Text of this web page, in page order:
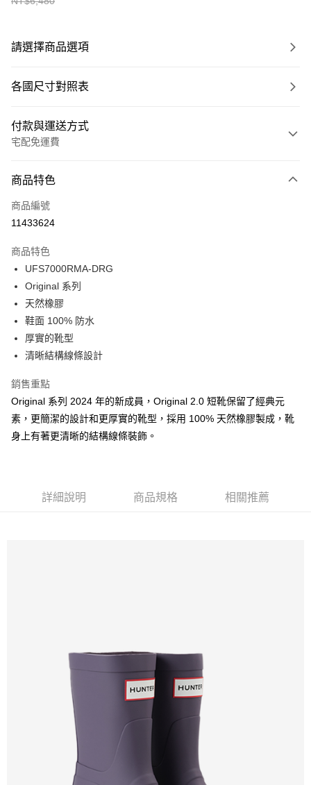
請選擇商品選項
各國尺寸對照表
付款與運送方式
宅配免運費
信用卡一次付款
LINE Pay
Google Pay
貨到付款
運送方式
貨到付款
商品特色
商品編號
11433624
商品特色
UFS7000RMA-DRG
Original 系列
天然橡膠
鞋面 100% 防水
厚實的靴型
清晰結構線條設計
銷售重點
Original 系列 2024 年的新成員，Original 2.0 短靴保留了經典元
素，更簡潔的設計和更厚實的靴型，採用 100% 天然橡膠製成，靴
身上有著更清晰的結構線條裝飾。
詳細說明 商品規格 相關推薦